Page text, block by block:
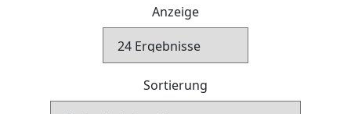
Anzeige
Sortierung